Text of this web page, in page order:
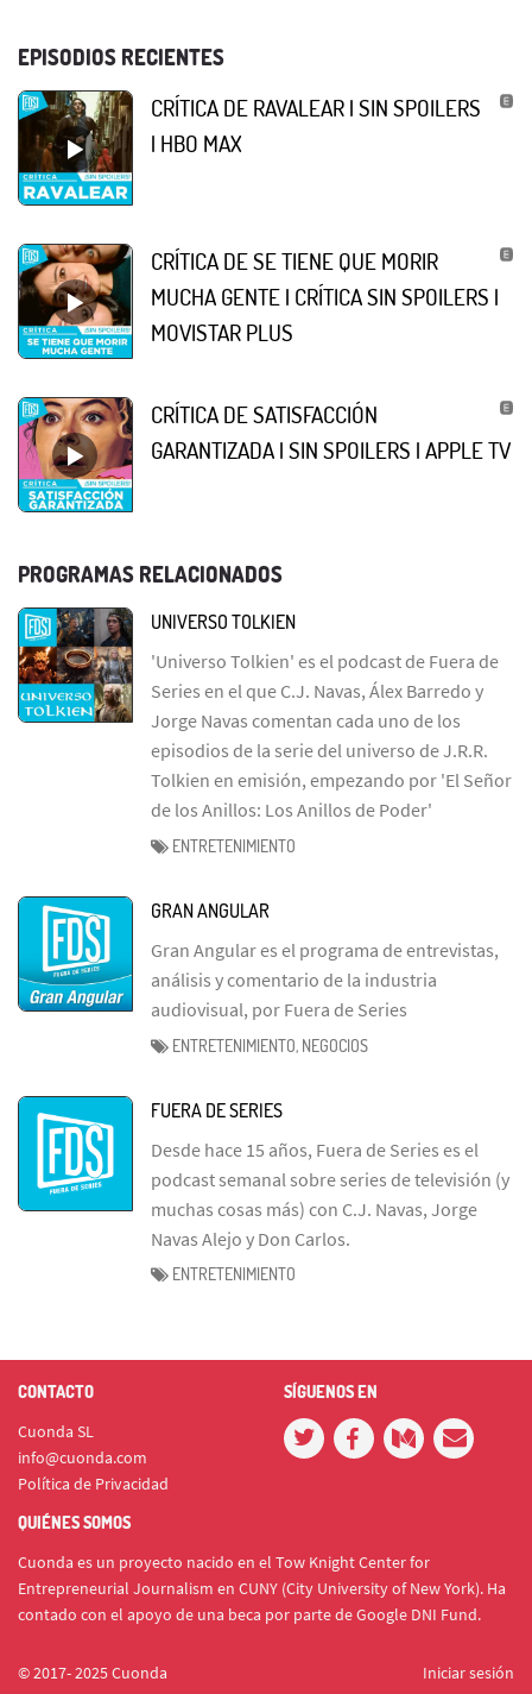
EPISODIOS RECIENTES
CRÍTICA DE RAVALEAR | SIN SPOILERS
| HBO MAX
CRÍTICA DE SE TIENE QUE MORIR
MUCHA GENTE | CRÍTICA SIN SPOILERS |
MOVISTAR PLUS
CRÍTICA DE SATISFACCIÓN
GARANTIZADA | SIN SPOILERS | APPLE TV
PROGRAMAS RELACIONADOS
UNIVERSO TOLKIEN
'Universo Tolkien' es el podcast de Fuera de
Series en el que C.J. Navas, Álex Barredo y
Jorge Navas comentan cada uno de los
episodios de la serie del universo de J.R.R.
Tolkien en emisión, empezando por 'El Señor
de los Anillos: Los Anillos de Poder'
ENTRETENIMIENTO
GRAN ANGULAR
Gran Angular es el programa de entrevistas,
análisis y comentario de la industria
audiovisual, por Fuera de Series
ENTRETENIMIENTO, NEGOCIOS
FUERA DE SERIES
Desde hace 15 años, Fuera de Series es el
podcast semanal sobre series de televisión (y
muchas cosas más) con C.J. Navas, Jorge
Navas Alejo y Don Carlos.
ENTRETENIMIENTO
CONTACTO
Cuonda SL
info@cuonda.com
Política de Privacidad
SÍGUENOS EN
QUIÉNES SOMOS
Cuonda es un proyecto nacido en el Tow Knight Center for
Entrepreneurial Journalism en CUNY (City University of New York). Ha
contado con el apoyo de una beca por parte de Google DNI Fund.
© 2017- 2025 Cuonda Iniciar sesión